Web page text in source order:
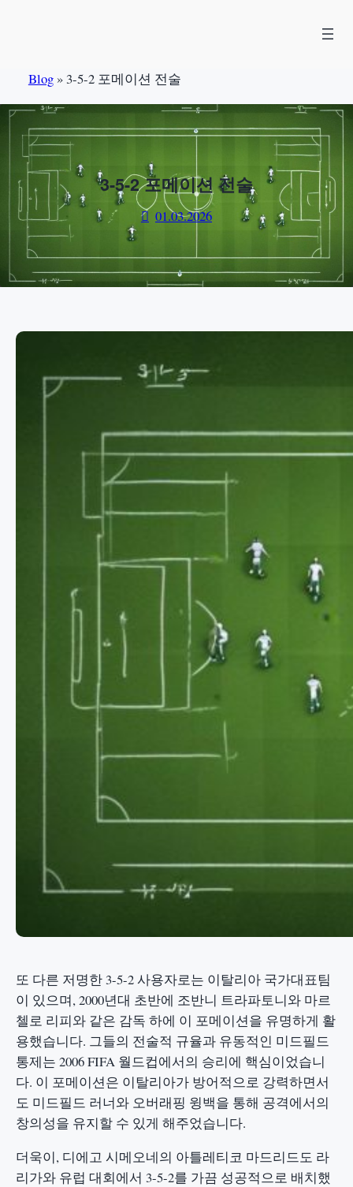
Blog» 3-5-2 포메이션 전술
3-5-2 포메이션 전술
01.03.2026
또 다른 저명한 3-5-2 사용자로는 이탈리아 국가대표팀
이 있으며, 2000년대 초반에 조반니 트라파토니와 마르
첼로 리피와 같은 감독 하에 이 포메이션을 유명하게 활
용했습니다. 그들의 전술적 규율과 유동적인 미드필드
통제는 2006 FIFA 월드컵에서의 승리에 핵심이었습니
다. 이 포메이션은 이탈리아가 방어적으로 강력하면서
도 미드필드 러너와 오버래핑 윙백을 통해 공격에서의
창의성을 유지할 수 있게 해주었습니다.
더욱이, 디에고 시메오네의 아틀레티코 마드리드도 라
리가와 유럽 대회에서 3-5-2를 가끔 성공적으로 배치했